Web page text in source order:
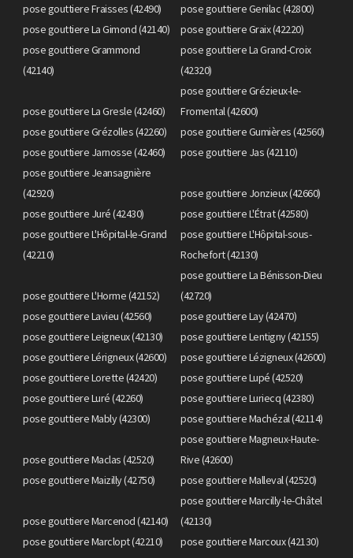
pose gouttiere Fraisses (42490)
pose gouttiere Genilac (42800)
pose gouttiere La Gimond (42140)
pose gouttiere Graix (42220)
pose gouttiere Grammond
(42140)
pose gouttiere La Grand-Croix
(42320)
pose gouttiere La Gresle (42460)
pose gouttiere Grézieux-le-
Fromental (42600)
pose gouttiere Grézolles (42260)
pose gouttiere Gumières (42560)
pose gouttiere Jarnosse (42460)
pose gouttiere Jas (42110)
pose gouttiere Jeansagnière
(42920)
pose gouttiere Jonzieux (42660)
pose gouttiere Juré (42430)
pose gouttiere L'Étrat (42580)
pose gouttiere L'Hôpital-le-Grand
(42210)
pose gouttiere L'Hôpital-sous-
Rochefort (42130)
pose gouttiere L'Horme (42152)
pose gouttiere La Bénisson-Dieu
(42720)
pose gouttiere Lavieu (42560)
pose gouttiere Lay (42470)
pose gouttiere Leigneux (42130)
pose gouttiere Lentigny (42155)
pose gouttiere Lérigneux (42600)
pose gouttiere Lézigneux (42600)
pose gouttiere Lorette (42420)
pose gouttiere Lupé (42520)
pose gouttiere Luré (42260)
pose gouttiere Luriecq (42380)
pose gouttiere Mably (42300)
pose gouttiere Machézal (42114)
pose gouttiere Maclas (42520)
pose gouttiere Magneux-Haute-
Rive (42600)
pose gouttiere Maizilly (42750)
pose gouttiere Malleval (42520)
pose gouttiere Marcenod (42140)
pose gouttiere Marcilly-le-Châtel
(42130)
pose gouttiere Marclopt (42210)
pose gouttiere Marcoux (42130)